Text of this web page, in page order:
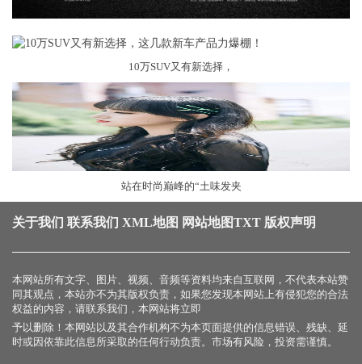
10万SUV又有新选择，
站在时尚巅峰的“土味发夹
关于我们 联系我们 XML地图 网站地图TXT 版权声明
本网站所有文字、图片、视频、音频等资料均来自互联网，不代表本站赞
同其观点，本站亦不为其版权负责，如果您发现本网站上有侵犯您的合法
权益的内容，请联系我们，本网站将立即
予以删除！本网站以及其合作机构不为本页面提供的信息错误、残缺、延
时或因依靠此信息所采取的任何行动负责。市场有风险，投资需谨慎。